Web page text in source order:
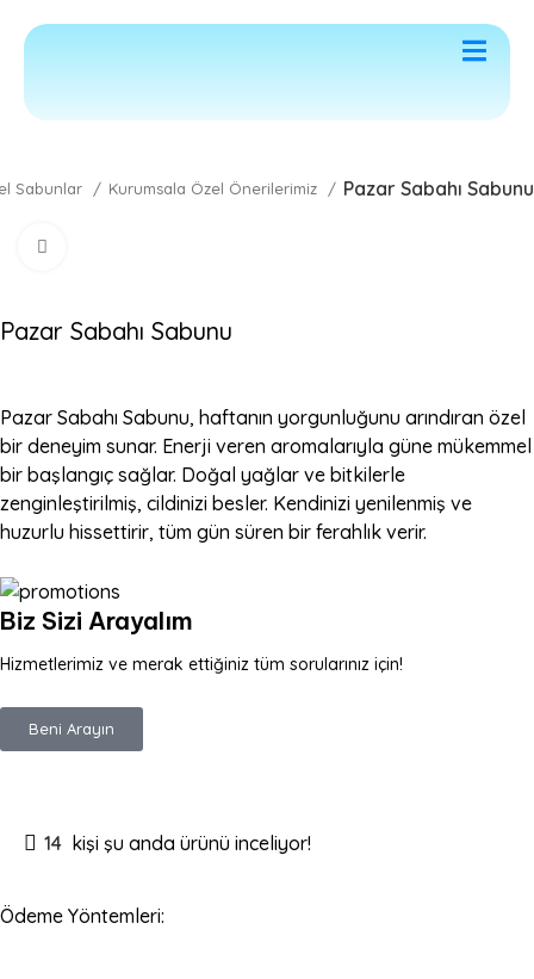
Sabunlar Kurumsala Özel Önerilerimiz Pazar Sabahı Sabunu
Pazar Sabahı Sabunu
Pazar Sabahı Sabunu, haftanın yorgunluğunu arındıran özel
bir deneyim sunar. Enerji veren aromalarıyla güne mükemmel
bir başlangıç sağlar. Doğal yağlar ve bitkilerle
zenginleştirilmiş, cildinizi besler. Kendinizi yenilenmiş ve
huzurlu hissettirir, tüm gün süren bir ferahlık verir.
Biz Sizi Arayalım
Hizmetlerimiz ve merak ettiğiniz tüm sorularınız için!
Beni Arayın
14 kişi şu anda ürünü inceliyor!
Ödeme Yöntemleri: